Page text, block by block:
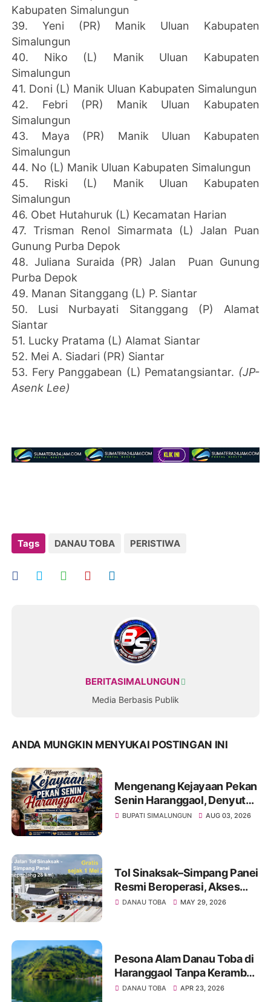
Kabupaten Simalungun
39. Yeni (PR) Manik Uluan Kabupaten
Simalungun
40. Niko (L) Manik Uluan Kabupaten
Simalungun
41. Doni (L) Manik Uluan Kabupaten Simalungun
42. Febri (PR) Manik Uluan Kabupaten
Simalungun
43. Maya (PR) Manik Uluan Kabupaten
Simalungun
44. No (L) Manik Uluan Kabupaten Simalungun
45. Riski (L) Manik Uluan Kabupaten
Simalungun
46. Obet Hutahuruk (L) Kecamatan Harian
47. Trisman Renol Simarmata (L) Jalan Puan
Gunung Purba Depok
48. Juliana Suraida (PR) Jalan Puan Gunung
Purba Depok
49. Manan Sitanggang (L) P. Siantar
50. Lusi Nurbayati Sitanggang (P) Alamat
Siantar
51. Lucky Pratama (L) Alamat Siantar
52. Mei A. Siadari (PR) Siantar
53. Fery Panggabean (L) Pematangsiantar. (JP-
Asenk Lee)
Tags DANAU TOBA PERISTIWA
BERITASIMALUNGUN
Media Berbasis Publik
ANDA MUNGKIN MENYUKAI POSTINGAN INI
Mengenang Kejayaan Pekan
Senin Haranggaol, Denyut
Ekonomi di Tepi Danau Toba
BUPATI SIMALUNGUN AUG 03, 2026
Tol Sinaksak–Simpang Panei
Resmi Beroperasi, Akses
Menuju Danau Toba Kini
DANAU TOBA MAY 29, 2026
Pesona Alam Danau Toba di
Haranggaol Tanpa Keramba
Jaring Apung, Indah
DANAU TOBA APR 23, 2026